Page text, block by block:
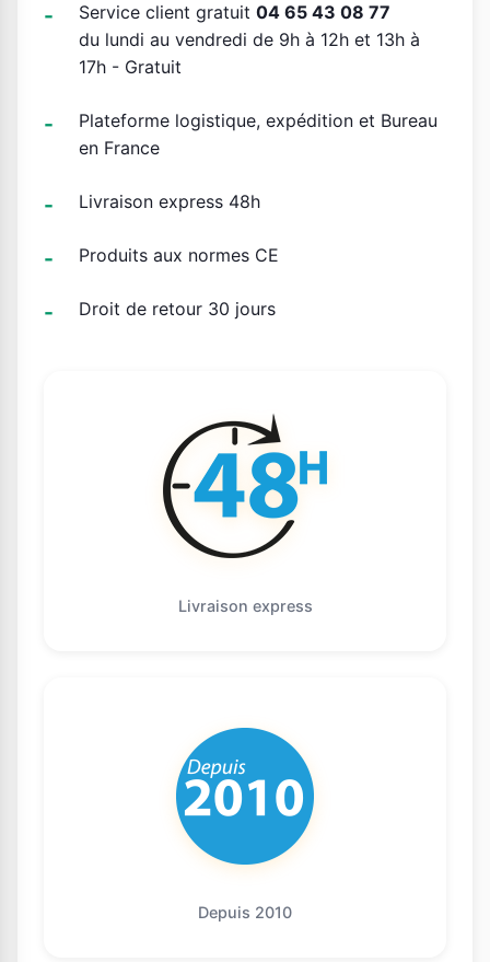
Service client gratuit 04 65 43 08 77
du lundi au vendredi de 9h à 12h et 13h à
17h - Gratuit
Plateforme logistique, expédition et Bureau
en France
Livraison express 48h
Produits aux normes CE
Droit de retour 30 jours
Livraison express
Depuis 2010